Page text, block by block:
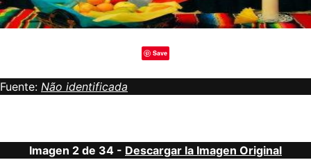
Save
Fuente: Não identificada
Imagen 2 de 34 - Descargar la Imagen Original